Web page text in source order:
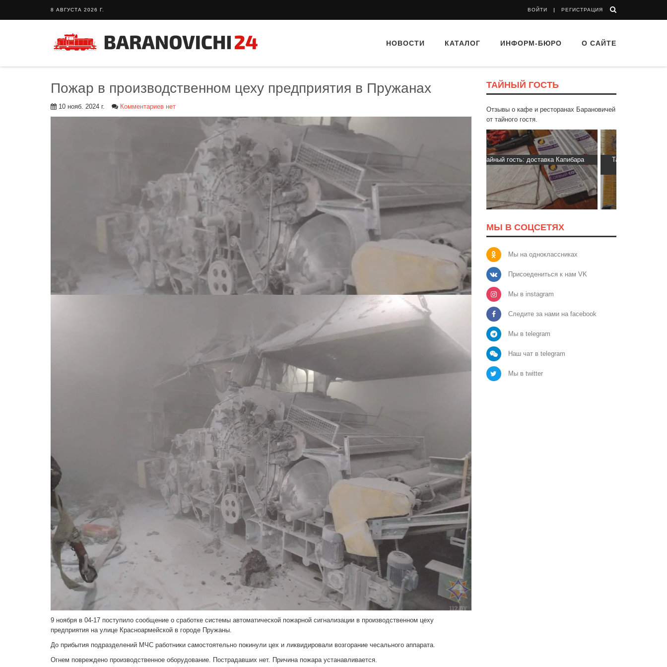
8 АВГУСТА 2026 Г. ВОЙТИ РЕГИСТРАЦИЯ
НОВОСТИ КАТАЛОГ ИНФОРМ-БЮРО О САЙТЕ
Пожар в производственном цеху предприятия в Пружанах
10 нояб. 2024 г. Комментариев нет
9 ноября в 04-17 поступило сообщение о сработке системы автоматической пожарной сигнализации в производственном цеху
предприятия на улице Красноармейской в городе Пружаны.
До прибытия подразделений МЧС работники самостоятельно покинули цех и ликвидировали возгорание чесального аппарата.
Огнем повреждено производственное оборудование. Пострадавших нет. Причина пожара устанавливается.
ТАЙНЫЙ ГОСТЬ
Отзывы о кафе и ресторанах Барановичей
от тайного гостя.
Тайный гость: ресторан «Пиросмани»
Тайный гость: Ресторан “Папараць
Кветка”
МЫ В СОЦСЕТЯХ
Мы на одноклассниках
Присоедениться к нам VK
Мы в instagram
Следите за нами на facebook
Мы в telegram
Наш чат в telegram
Мы в twitter